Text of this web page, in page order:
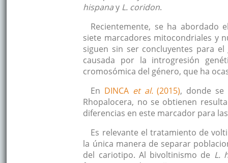
hispanay L. coridon.
Recientemente, se ha abordado
siete marcadores mitocondriales y
siguen sin ser concluyentes para
causada por la introgresión
cromosómica del género, que ha
En DINCA et al.(2015), donde se
Rhopalocera, no se obtienen
diferencias en este marcador para
Es relevante el tratamiento de
la única manera de separar
del cariotipo. Al bivoltinismo de L.